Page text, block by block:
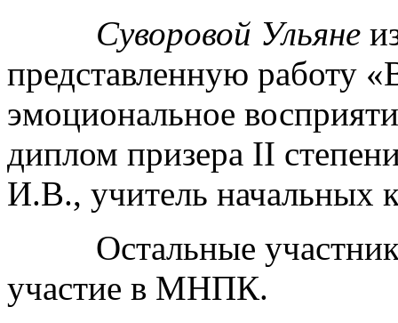
Суворовой Ульяне
представленную работу
эмоциональное
диплом призера II
И.В., учитель начальных
Остальные участники
участие в МНПК.